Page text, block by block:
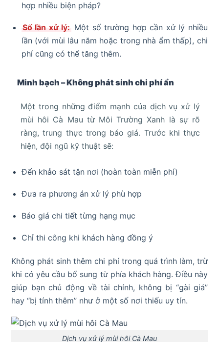
hợp nhiều biện pháp?
Số lần xử lý: Một số trường hợp cần xử lý nhiều
lần (với mùi lâu năm hoặc trong nhà ẩm thấp), chi
phí cũng có thể tăng thêm.
Minh bạch – Không phát sinh chi phí ẩn
Một trong những điểm mạnh của dịch vụ xử lý
mùi hôi Cà Mau từ Môi Trường Xanh là sự rõ
ràng, trung thực trong báo giá. Trước khi thực
hiện, đội ngũ kỹ thuật sẽ:
Đến khảo sát tận nơi (hoàn toàn miễn phí)
Đưa ra phương án xử lý phù hợp
Báo giá chi tiết từng hạng mục
Chỉ thi công khi khách hàng đồng ý
Không phát sinh thêm chi phí trong quá trình làm, trừ
khi có yêu cầu bổ sung từ phía khách hàng. Điều này
giúp bạn chủ động về tài chính, không bị “gài giá”
hay “bị tính thêm” như ở một số nơi thiếu uy tín.
Dịch vụ xử lý mùi hôi Cà Mau